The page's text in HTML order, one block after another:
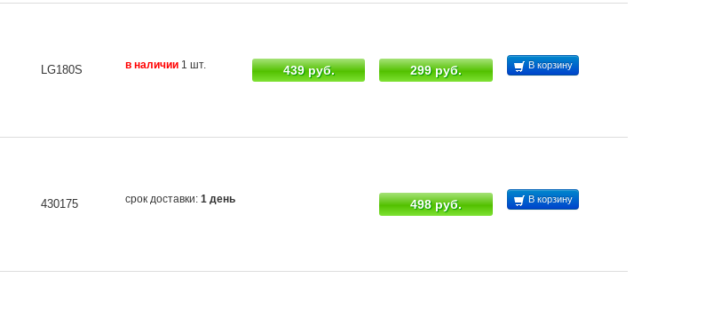
LG180S в наличии 1 шт. 439 руб. 299 руб. В корзину
430175 срок доставки: 1 день 498 руб. В корзину